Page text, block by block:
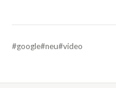
#google#neu#video